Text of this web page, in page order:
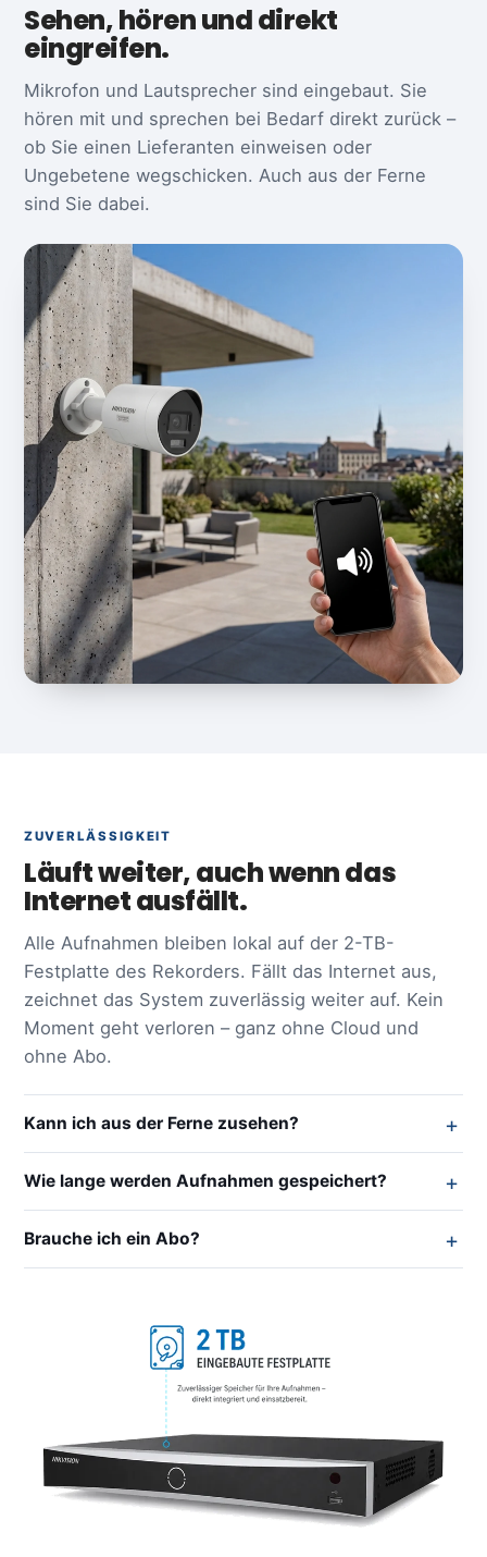
Sehen, hören und direkt
eingreifen.
Mikrofon und Lautsprecher sind eingebaut. Sie
hören mit und sprechen bei Bedarf direkt zurück –
ob Sie einen Lieferanten einweisen oder
Ungebetene wegschicken. Auch aus der Ferne
sind Sie dabei.
ZUVERLÄSSIGKEIT
Läuft weiter, auch wenn das
Internet ausfällt.
Alle Aufnahmen bleiben lokal auf der 2-TB-
Festplatte des Rekorders. Fällt das Internet aus,
zeichnet das System zuverlässig weiter auf. Kein
Moment geht verloren – ganz ohne Cloud und
ohne Abo.
Kann ich aus der Ferne zusehen?
Wie lange werden Aufnahmen gespeichert?
Brauche ich ein Abo?